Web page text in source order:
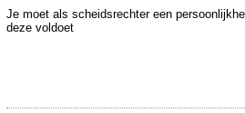
Je moet als scheidsrechter een
deze voldoet